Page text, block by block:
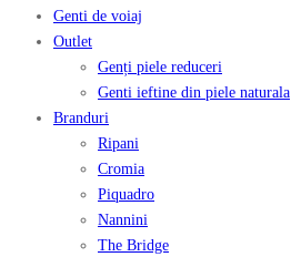
Genti de voiaj
Outlet
Genți piele reduceri
Genti ieftine din piele naturala
Branduri
Ripani
Cromia
Piquadro
Nannini
The Bridge